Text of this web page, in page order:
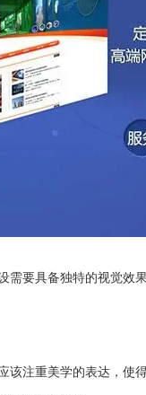
要具备独特的视觉效
注重美学的表达，使